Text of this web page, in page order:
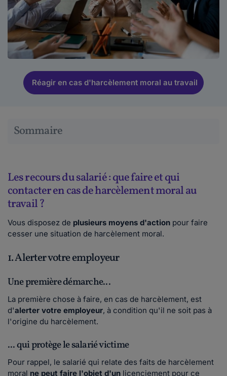
Réagir en cas d'harcèlement moral au travail
Sommaire
Les recours du salarié : que faire et qui
contacter en cas de harcèlement moral au
travail ?
Vous disposez de plusieurs moyens d'action pour faire
cesser une situation de harcèlement moral.
1. Alerter votre employeur
Une première démarche...
La première chose à faire, en cas de harcèlement, est
d'alerter votre employeur, à condition qu'il ne soit pas à
l'origine du harcèlement.
... qui protège le salarié victime
Pour rappel, le salarié qui relate des faits de harcèlement
moral ne peut faire l'objet d'un licenciement pour ce